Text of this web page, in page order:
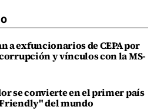
a exfuncionarios de CEPA por
y vínculos con la MS-
se convierte en el primer país
del mundo